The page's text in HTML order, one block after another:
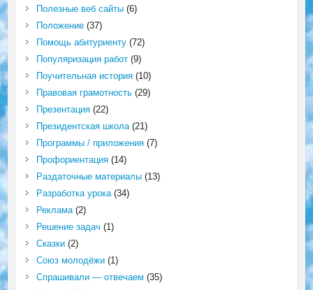
Полезные веб сайты(6)
Положение(37)
Помощь абитуриенту(72)
Популяризация работ(9)
Поучительная история(10)
Правовая грамотность(29)
Презентация(22)
Президентская школа(21)
Программы / приложения(7)
Профориентация(14)
Раздаточные материалы(13)
Разработка урока(34)
Реклама(2)
Решение задач (1)
Сказки(2)
Союз молодёжи(1)
Спрашивали — отвечаем (35)